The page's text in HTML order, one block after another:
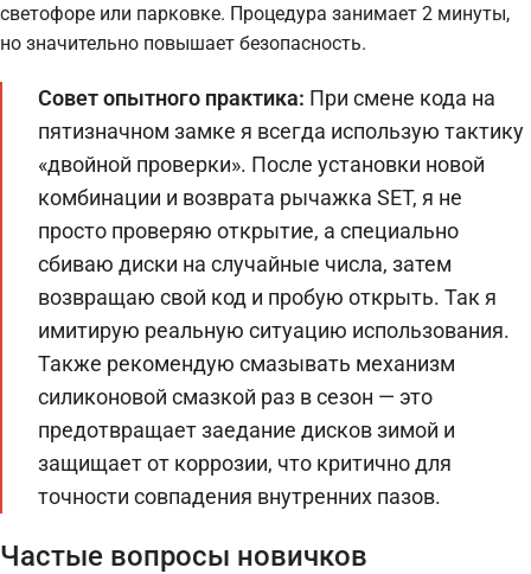
светофоре или парковке. Процедура занимает 2 минуты,
но значительно повышает безопасность.
Совет опытного практика: При смене кода на
пятизначном замке я всегда использую тактику
«двойной проверки». После установки новой
комбинации и возврата рычажка SET, я не
просто проверяю открытие, а специально
сбиваю диски на случайные числа, затем
возвращаю свой код и пробую открыть. Так я
имитирую реальную ситуацию использования.
Также рекомендую смазывать механизм
силиконовой смазкой раз в сезон — это
предотвращает заедание дисков зимой и
защищает от коррозии, что критично для
точности совпадения внутренних пазов.
Частые вопросы новичков